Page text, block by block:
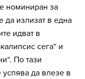
номиниран за
да излизат в една
идват в
сега“ и
По тази
да влезе в